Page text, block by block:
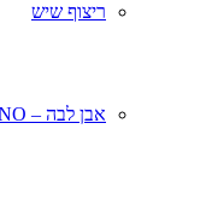
ריצוף שיש
אבן לבה – MADE A MANO